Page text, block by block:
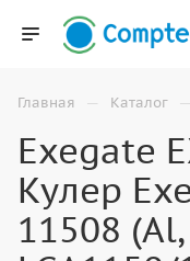
Главная — Каталог —
Exegate
Кулер
11508 (Al,